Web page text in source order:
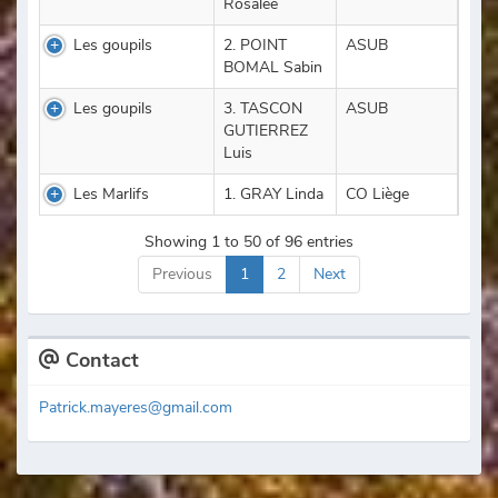
Les goupils
2. POINT
BOMAL Sabin
ASUB
Les goupils
3. TASCON
GUTIERREZ
Luis
ASUB
Les Marlifs 1. GRAY Linda CO Liège
Showing 1 to 50 of 96 entries
Previous
1 2 Next
Contact
Patrick.mayeres@gmail.com